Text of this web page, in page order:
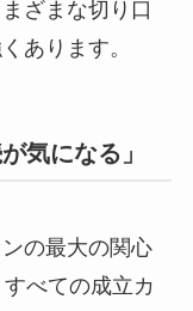
ざまな切り口
あります。
気になる」
の最大の関心
べての成立カ